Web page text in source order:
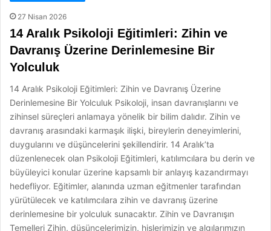
27 Nisan 2026
14 Aralık Psikoloji Eğitimleri: Zihin ve
Davranış Üzerine Derinlemesine Bir
Yolculuk
14 Aralık Psikoloji Eğitimleri: Zihin ve Davranış Üzerine
Derinlemesine Bir Yolculuk Psikoloji, insan davranışlarını ve
zihinsel süreçleri anlamaya yönelik bir bilim dalıdır. Zihin ve
davranış arasındaki karmaşık ilişki, bireylerin deneyimlerini,
duygularını ve düşüncelerini şekillendirir. 14 Aralık’ta
düzenlenecek olan Psikoloji Eğitimleri, katılımcılara bu derin ve
büyüleyici konular üzerine kapsamlı bir anlayış kazandırmayı
hedefliyor. Eğitimler, alanında uzman eğitmenler tarafından
yürütülecek ve katılımcılara zihin ve davranış üzerine
derinlemesine bir yolculuk sunacaktır. Zihin ve Davranışın
Temelleri Zihin, düşüncelerimizin, hislerimizin ve algılarımızın